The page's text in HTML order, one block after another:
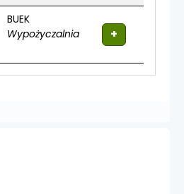
BUEK
Wypożyczalnia